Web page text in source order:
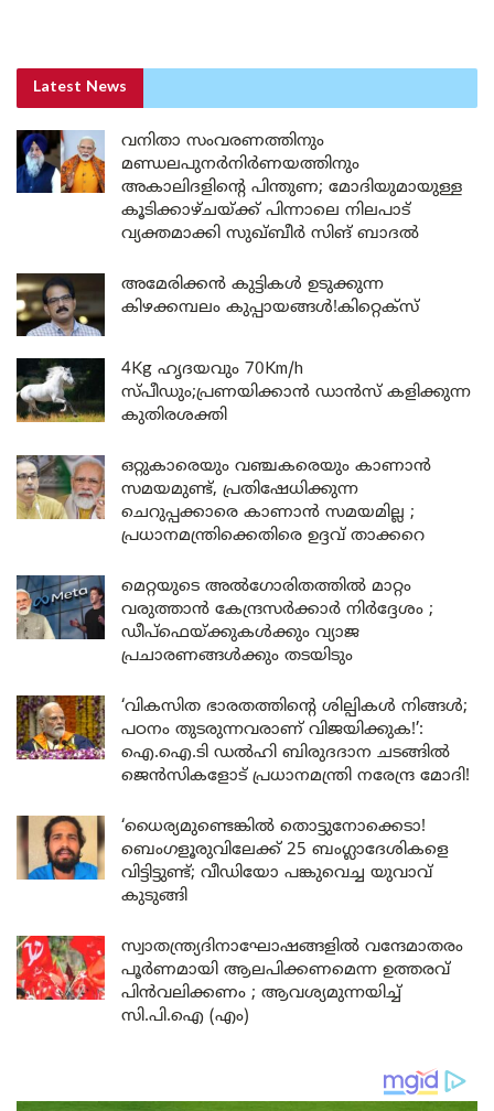
Latest News
വനിതാ സംവരണത്തിനും
മണ്ഡലപുനർനിർണയത്തിനും
അകാലിദളിന്റെ പിന്തുണ; മോദിയുമായുള്ള
കൂടിക്കാഴ്ചയ്ക്ക് പിന്നാലെ നിലപാട്
വ്യക്തമാക്കി സുഖ്ബീർ സിങ് ബാദൽ
അമേരിക്കൻ കുട്ടികൾ ഉടുക്കുന്ന
കിഴക്കമ്പലം കുപ്പായങ്ങൾ!കിറ്റെക്സ്
4Kg ഹൃദയവും 70Km/h
സ്പീഡും;പ്രണയിക്കാൻ ഡാൻസ് കളിക്കുന്ന
കുതിരശക്തി
ഒറ്റുകാരെയും വഞ്ചകരെയും കാണാൻ
സമയമുണ്ട്, പ്രതിഷേധിക്കുന്ന
ചെറുപ്പക്കാരെ കാണാൻ സമയമില്ല ;
പ്രധാനമന്ത്രിക്കെതിരെ ഉദ്ദവ് താക്കറെ
മെറ്റയുടെ അൽഗോരിതത്തിൽ മാറ്റം
വരുത്താൻ കേന്ദ്രസർക്കാർ നിർദ്ദേശം ;
ഡീപ്‌ഫെയ്ക്കുകൾക്കും വ്യാജ
പ്രചാരണങ്ങൾക്കും തടയിടും
‘വികസിത ഭാരതത്തിന്റെ ശില്പികൾ നിങ്ങൾ;
പഠനം തുടരുന്നവരാണ് വിജയിക്കുക!’:
ഐ.ഐ.ടി ഡൽഹി ബിരുദദാന ചടങ്ങിൽ
ജെൻസികളോട് പ്രധാനമന്ത്രി നരേന്ദ്ര മോദി!
‘ധൈര്യമുണ്ടെങ്കിൽ തൊട്ടുനോക്കെടാ!
ബെംഗളൂരുവിലേക്ക് 25 ബംഗ്ലാദേശികളെ
വിട്ടിട്ടുണ്ട്; വീഡിയോ പങ്കുവെച്ച യുവാവ്
കുടുങ്ങി
സ്വാതന്ത്ര്യദിനാഘോഷങ്ങളിൽ വന്ദേമാതരം
പൂർണമായി ആലപിക്കണമെന്ന ഉത്തരവ്
പിൻവലിക്കണം ; ആവശ്യമുന്നയിച്ച്
സി.പി.ഐ (എം)